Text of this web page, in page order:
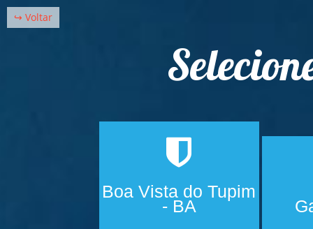
↪ Voltar
Boa Vista do Tupim
- BA